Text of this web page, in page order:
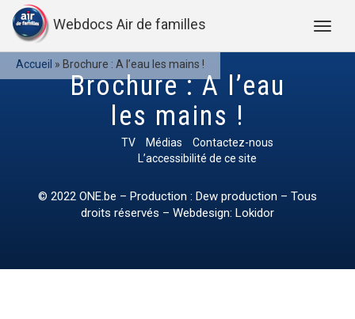
Webdocs Air de familles
Accueil » Brochure : A l’eau les mains !
Brochure : A l’eau
les mains !
TV Médias
Contactez-nous
L’accessibilité de ce site
© 2022 ONE.be – Production : Dew production – Tous
droits réservés – Webdesign: Lokidor